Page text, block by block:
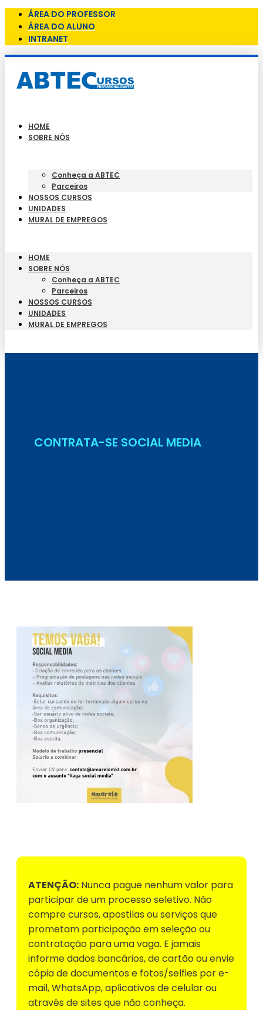
ÁREA DO PROFESSOR
ÁREA DO ALUNO
INTRANET
HOME
SOBRE NÓS
Conheça a ABTEC
Parceiros
NOSSOS CURSOS
UNIDADES
MURAL DE EMPREGOS
HOME
SOBRE NÓS
Conheça a ABTEC
Parceiros
NOSSOS CURSOS
UNIDADES
MURAL DE EMPREGOS
CONTRATA-SE SOCIAL MEDIA
ATENÇÃO: Nunca pague nenhum valor para
participar de um processo seletivo. Não
compre cursos, apostilas ou serviços que
prometam participação em seleção ou
contratação para uma vaga. E jamais
informe dados bancários, de cartão ou envie
cópia de documentos e fotos/selfies por e-
mail, WhatsApp, aplicativos de celular ou
através de sites que não conheça.